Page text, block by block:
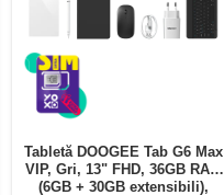
Telefoane mobile Fossibot
Telefoane mobile Lagenio
Telefoane mobile Samsung
Telefoane mobile iSEN
Telefoane mobile HUAWEI
Telefoane mobile iHunt
Tabletă DOOGEE Tab G6 Max
VIP, Gri, 13" FHD, 36GB RAM
(6GB + 30GB extensibili),